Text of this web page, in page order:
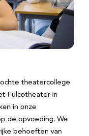
theatercollege
Fulcotheater in
in onze
de opvoeding. We
behoeften van